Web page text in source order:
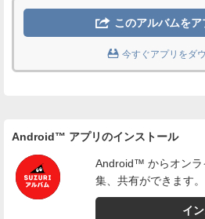
 このアルバムをア
 今すぐアプリをダ
Android™ アプリのインストール
Android™ からオンラ
集、共有ができます。
イ